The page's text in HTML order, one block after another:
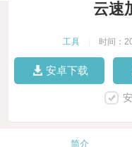
云速
工具 时间：
安卓下载
简介